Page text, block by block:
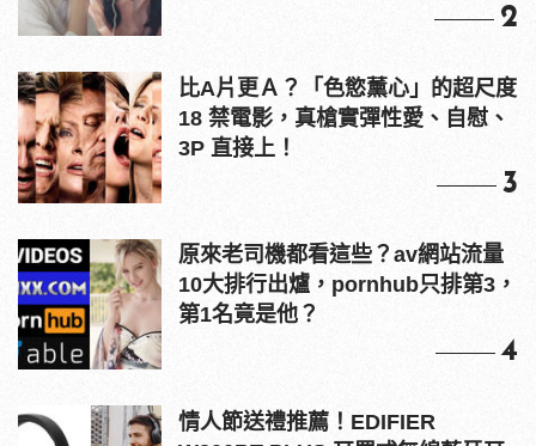
2
比A片更Ａ？「色慾薰心」的超尺度
18 禁電影，真槍實彈性愛、自慰、
3P 直接上！
3
原來老司機都看這些？av網站流量
10大排行出爐，pornhub只排第3，
第1名竟是他？
4
情人節送禮推薦！EDIFIER